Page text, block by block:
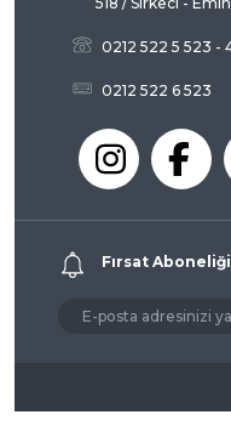
0212 522 5 523 -
0212 522 6 523
Fırsat Aboneliği